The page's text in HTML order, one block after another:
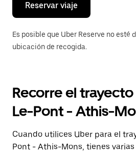
calendario.
Reservar viaje
Es posible que Uber Reserve no esté
ubicación de recogida.
Recorre el
Le-Pont - Athis-
Cuando utilices Uber para el
Pont - Athis-Mons, tienes